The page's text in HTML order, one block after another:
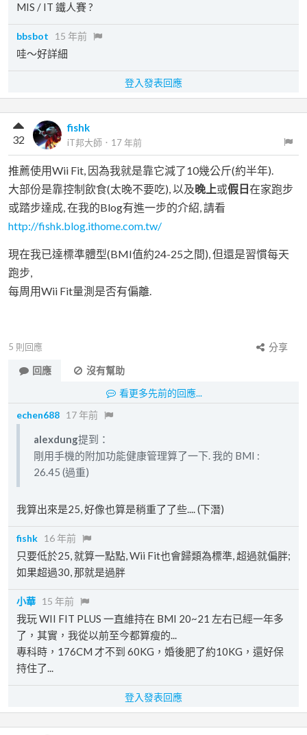
MIS / IT 鐵人賽 ?
bbsbot 15 年前
哇～好詳細
登入發表回應
fishk
iT邦大師 ． 17 年前
32
推薦使用Wii Fit, 因為我就是靠它減了10幾公斤(約半年).
大部份是靠控制飲食(太晚不要吃), 以及晚上或假日在家跑步
或踏步達成, 在我的Blog有進一步的介紹, 請看
http://fishk.blog.ithome.com.tw/
現在我已達標準體型(BMI值約24-25之間), 但還是習慣每天
跑步,
每周用Wii Fit量測是否有偏離.
5 則回應
分享
回應
沒有幫助
看更多先前的回應...
echen688 17 年前
alexdung提到：
剛用手機的附加功能健康管理算了一下. 我的 BMI :
26.45 (過重)
我算出來是25, 好像也算是稍重了了些.... (下潛)
fishk 16 年前
只要低於25, 就算一點點, Wii Fit也會歸類為標準, 超過就偏胖;
如果超過30, 那就是過胖
小華 15 年前
我玩 WII FIT PLUS 一直維持在 BMI 20~21 左右已經一年多
了，其實，我從以前至今都算瘦的...
專科時，176CM 才不到 60KG，婚後肥了約10KG，還好保
持住了...
登入發表回應